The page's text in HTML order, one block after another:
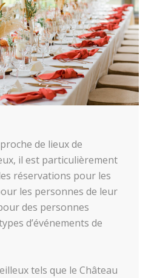
de lieux de
il est particulièrement
réservations pour les
les personnes de leur
des personnes
d’événements de
tels que le Château